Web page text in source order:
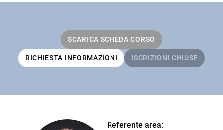
SCARICA SCHEDA CORSO
RICHIESTA INFORMAZIONI ISCRIZIONI CHIUSE
Referente area: